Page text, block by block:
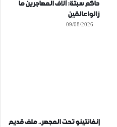
حاكم سبتة: آلاف المهاجرين ما
زالوا عالقين
09/08/2026
إنفانتينو تحت المجهر.. ملف قديم